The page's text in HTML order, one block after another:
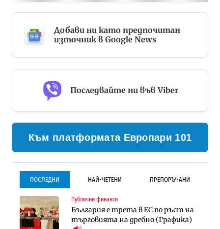
Добави ни като предпочитан
източник в Google News
Последвайте ни във Viber
Към платформата Европари 101
ПОСЛЕДНИ НАЙ-ЧЕТЕНИ ПРЕПОРЪЧАНИ
Публични финанси
България е трета в ЕС по ръст на
търговията на дребно (Графика)
Градоустройство
Столична община избра
изпълнител за преместването на
Инфраструктура
Проектирането на тунела под
Петрохан ще върви паралелно с